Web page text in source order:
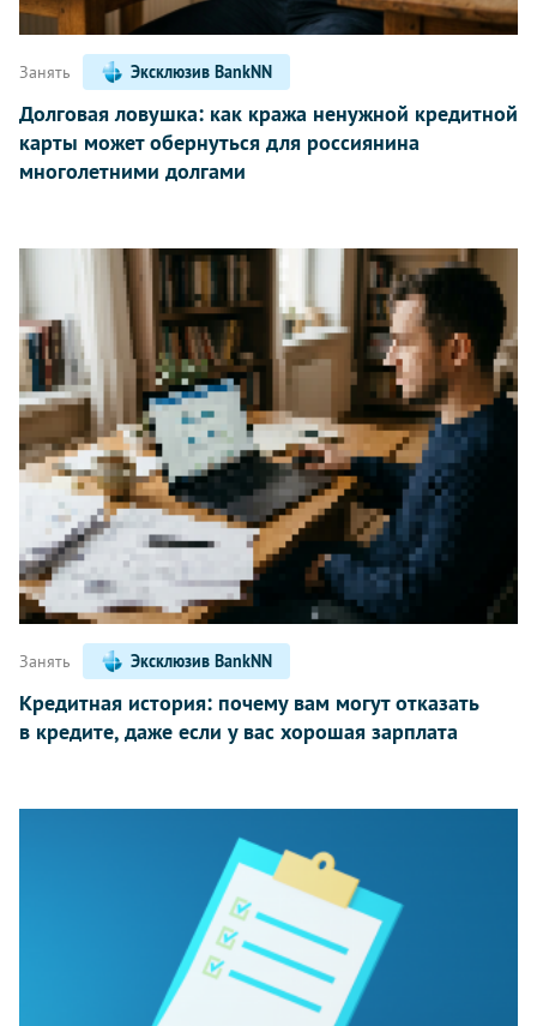
Занять Эксклюзив BankNN
Долговая ловушка: как кража ненужной кредитной
карты может обернуться для россиянина
многолетними долгами
Занять Эксклюзив BankNN
Кредитная история: почему вам могут отказать
в кредите, даже если у вас хорошая зарплата